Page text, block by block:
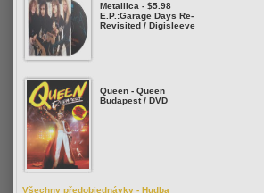
Metallica - $5.98
E.P.:Garage Days Re-
Revisited / Digisleeve
Queen - Queen
Budapest / DVD
Všechny předobjednávky - Hudba